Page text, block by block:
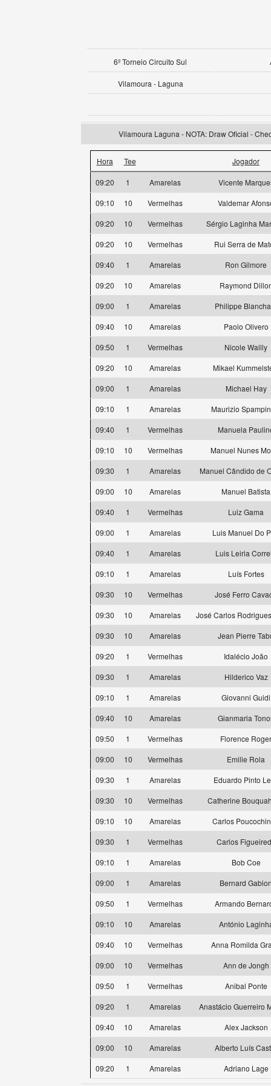
6º Torneio Circuito Sul
Vilamoura - Laguna
Vilamoura Laguna - NOTA: Draw Oficial -
Hora Tee Jogador
09:20 1 Amarelas
Vicente
09:10
10 Vermelhas
Valdemar
09:20
10 Vermelhas
Sérgio Laginha
09:20
10 Vermelhas
Rui Serra de
09:40
1 Amarelas
Ron Gilmore
09:20
10 Amarelas
Raymond
09:00
1 Amarelas
Philippe
09:40
10 Amarelas
Paolo Olivero
09:50
1 Vermelhas
Nicole Wailly
09:20
10 Amarelas
Mikael
09:00
1 Amarelas
Michael Hay
09:10
1 Amarelas
Maurizio
09:40
1 Vermelhas
Manuela
09:10
10 Vermelhas
Manuel Nunes
09:30
1 Amarelas
Manuel Cândido de
09:00
10 Amarelas
Manuel Batista
09:40
1 Vermelhas
Luiz Gama
09:00
1 Amarelas
Luis Manuel Do
09:40
1 Amarelas
Luis Leiria
09:10
1 Amarelas
Luís Fortes
09:30
10 Vermelhas
José Ferro
09:30
10 Amarelas
José Carlos
09:30
10 Amarelas
Jean Pierre
09:20
1 Vermelhas
Idalécio João
09:30
1 Amarelas
Hilderico Vaz
09:10
1 Amarelas
Giovanni Guidi
09:40
10 Amarelas
Gianmaria
09:50
1 Vermelhas
Florence Roger
09:00
10 Vermelhas
Emilie Rola
09:30
1 Amarelas
Eduardo Pinto
09:30
10 Vermelhas
Catherine
09:10
10 Amarelas
Carlos
09:30
1 Vermelhas
Carlos
09:10
1 Amarelas
Bob Coe
09:00
1 Amarelas
Bernard
09:50
1 Vermelhas
Armando
09:10
10 Amarelas
António
09:40
10 Vermelhas
Anna Romilda
09:00
10 Vermelhas
Ann de Jongh
09:50
1 Vermelhas
Anibal Ponte
09:20
1 Amarelas
Anastácio Guerreiro
09:40
10 Amarelas
Alex Jackson
09:00
10 Amarelas
Alberto Luís
09:20
1 Amarelas Adriano Lage